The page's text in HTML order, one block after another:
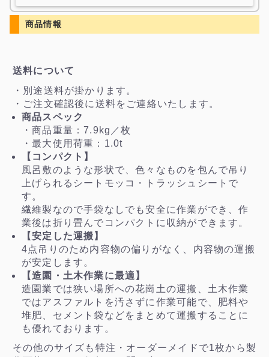
商品情報
送料について
・別途送料が掛かります。
・ご注文確認後に送料をご連絡いたします。
商品スペック
・商品重量：7.9kg／枚
・最大使用荷重：1.0t
【コンパクト】
風呂敷のような形状で、色々なものを包んで吊り
上げられるシートモッコ・トラッシュシートで
す。
繊維製なので手袋なしでも安全に作業ができ、作
業後は折り畳んでコンパクトに収納ができます。
【安定した運搬】
4点吊りのため内容物の偏りがなく、内容物の運搬
が安定します。
【造園・土木作業に最適】
造園業では狭い場所への花崗土の運搬、土木作業
ではアスファルトを汚さずに作業可能で、肥料や
堆肥、セメント袋などをまとめて運搬することに
も優れております。
その他のサイズも特注・オーダーメイドで1枚から製